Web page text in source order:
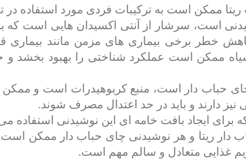
ممکن است به ترکیبات فردی مورد استفاده در
است، سرشار از آنتی اکسیدان هایی است که
خطر برخی بیماری های مزمن مانند بیماری
ممکن است عملکرد شناختی را بهبود بخشد
چای حباب دار است، منبع کربوهیدرات است و
نیز دارند و باید در حد اعتدال مصرف شوند.
ایجاد بافت خامه ای این نوشیدنی استفاده می
دار ریتا و هر نوشیدنی چای حباب دار ممکن
غذایی متعادل و سالم مهم است.